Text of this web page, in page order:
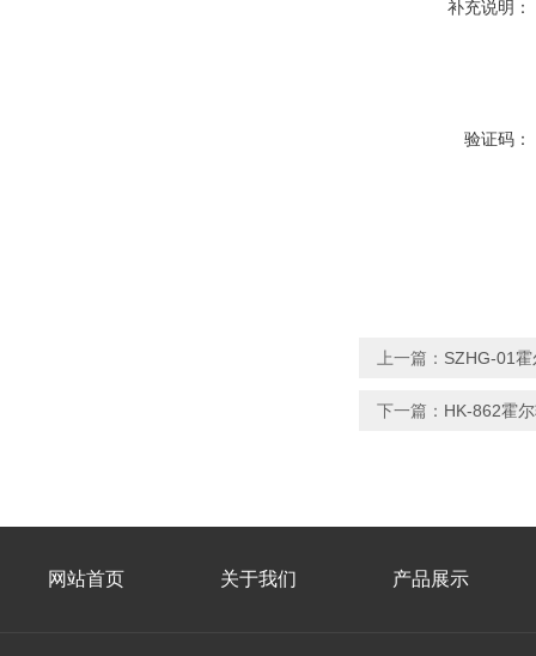
补充说明：
验证码：
上一篇： SZHG-01
下一篇： HK-862霍
网站首页 关于我们 产品展示